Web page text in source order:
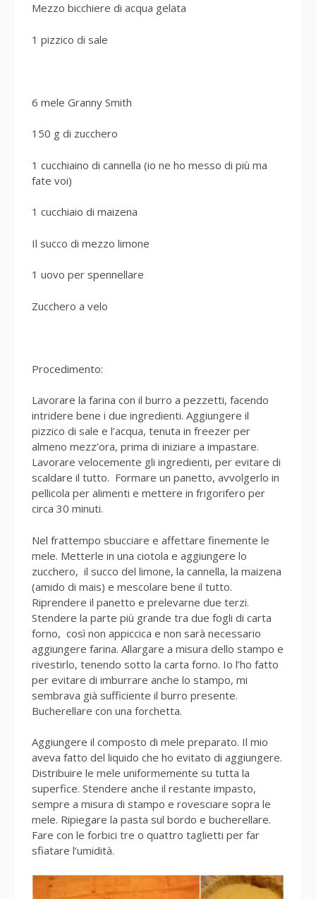
Mezzo bicchiere di acqua gelata
1 pizzico di sale
6 mele Granny Smith
150 g di zucchero
1 cucchiaino di cannella (io ne ho messo di più ma
fate voi)
1 cucchiaio di maizena
Il succo di mezzo limone
1 uovo per spennellare
Zucchero a velo
Procedimento:
Lavorare la farina con il burro a pezzetti, facendo
intridere bene i due ingredienti. Aggiungere il
pizzico di sale e l’acqua, tenuta in freezer per
almeno mezz’ora, prima di iniziare a impastare.
Lavorare velocemente gli ingredienti, per evitare di
scaldare il tutto. Formare un panetto, avvolgerlo in
pellicola per alimenti e mettere in frigorifero per
circa 30 minuti.
Nel frattempo sbucciare e affettare finemente le
mele. Metterle in una ciotola e aggiungere lo
zucchero, il succo del limone, la cannella, la maizena
(amido di mais) e mescolare bene il tutto.
Riprendere il panetto e prelevarne due terzi.
Stendere la parte più grande tra due fogli di carta
forno, così non appiccica e non sarà necessario
aggiungere farina. Allargare a misura dello stampo e
rivestirlo, tenendo sotto la carta forno. Io l’ho fatto
per evitare di imburrare anche lo stampo, mi
sembrava già sufficiente il burro presente.
Bucherellare con una forchetta.
Aggiungere il composto di mele preparato. Il mio
aveva fatto del liquido che ho evitato di aggiungere.
Distribuire le mele uniformemente su tutta la
superfice. Stendere anche il restante impasto,
sempre a misura di stampo e rovesciare sopra le
mele. Ripiegare la pasta sul bordo e bucherellare.
Fare con le forbici tre o quattro taglietti per far
sfiatare l’umidità.